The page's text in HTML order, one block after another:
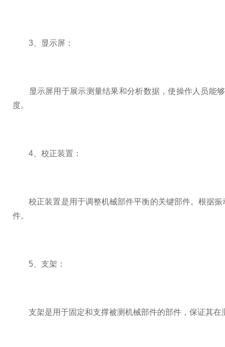
3、显示屏：
显示屏用于展示测量结果和分析数据，使操作人员能够
度。
4、校正装置：
校正装置是用于调整机械部件平衡的关键部件。根据振
件。
5、支架：
支架是用于固定和支撑被测机械部件的部件，保证其在